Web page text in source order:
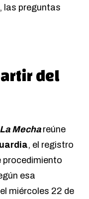
las preguntas
del
La Mechareúne
, el registro
procedimiento
esa
miércoles 22 de